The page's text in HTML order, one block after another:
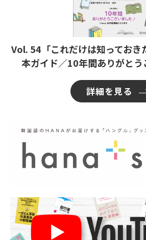
Vol. 54「これだけは知っておき
本ガイド／10年間ありがとう
詳細を見る